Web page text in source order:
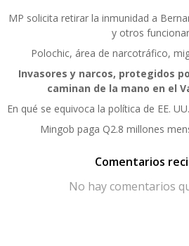
MP solicita retirar la inmunidad a
y otros
Polochic, área de narcotráfico,
Invasores y narcos, protegidos
caminan de la mano en el
En qué se equivoca la política de EE.
Mingob paga Q2.8 millones
Comentarios
No hay comentarios